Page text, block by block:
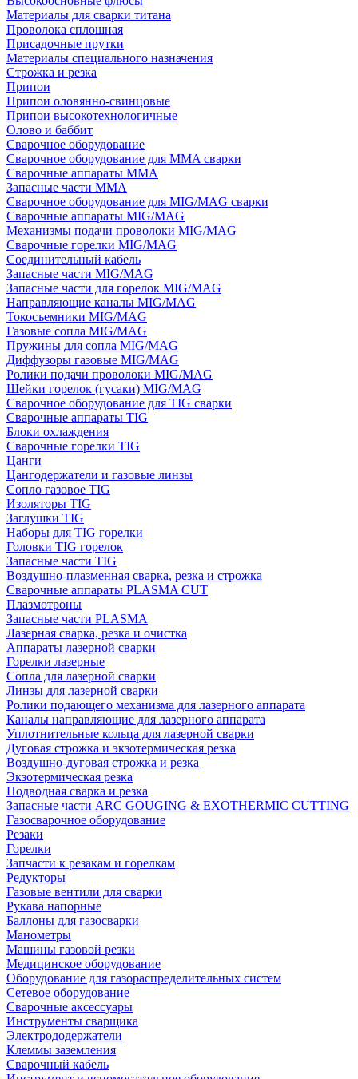
Материалы для сварки титана
Проволока сплошная
Присадочные прутки
Материалы специального назначения
Строжка и резка
Припои
Припои оловянно-свинцовые
Припои высокотехнологичные
Олово и баббит
Сварочное оборудование
Сварочное оборудование для MMA сварки
Сварочные аппараты MMA
Запасные части MMA
Сварочное оборудование для MIG/MAG сварки
Сварочные аппараты MIG/MAG
Механизмы подачи проволоки MIG/MAG
Сварочные горелки MIG/MAG
Соединительный кабель
Запасные части MIG/MAG
Запасные части для горелок MIG/MAG
Направляющие каналы MIG/MAG
Токосъемники MIG/MAG
Газовые сопла MIG/MAG
Пружины для сопла MIG/MAG
Диффузоры газовые MIG/MAG
Ролики подачи проволоки MIG/MAG
Шейки горелок (гусаки) MIG/MAG
Сварочное оборудование для TIG сварки
Сварочные аппараты TIG
Блоки охлаждения
Сварочные горелки TIG
Цанги
Цангодержатели и газовые линзы
Сопло газовое TIG
Изоляторы TIG
Заглушки TIG
Наборы для TIG горелки
Головки TIG горелок
Запасные части TIG
Воздушно-плазменная сварка, резка и строжка
Сварочные аппараты PLASMA CUT
Плазмотроны
Запасные части PLASMA
Лазерная сварка, резка и очистка
Аппараты лазерной сварки
Горелки лазерные
Сопла для лазерной сварки
Линзы для лазерной сварки
Ролики подающего механизма для лазерного аппарата
Каналы направляющие для лазерного аппарата
Уплотнительные кольца для лазерной сварки
Дуговая строжка и экзотермическая резка
Воздушно-дуговая строжка и резка
Экзотермическая резка
Подводная сварка и резка
Запасные части ARC GOUGING & EXOTHERMIC CUTTING
Газосварочное оборудование
Резаки
Горелки
Запчасти к резакам и горелкам
Редукторы
Газовые вентили для сварки
Рукава напорные
Баллоны для газосварки
Манометры
Машины газовой резки
Медицинское оборудование
Оборудование для газораспределительных систем
Сетевое оборудование
Сварочные аксессуары
Инструменты сварщика
Электрододержатели
Клеммы заземления
Сварочный кабель